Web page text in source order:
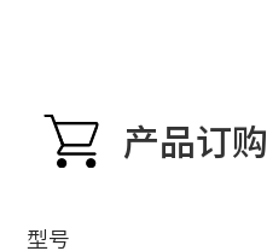
产品订购
型号